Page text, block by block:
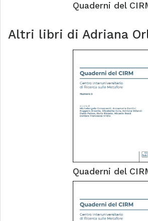
Quaderni del
Altri libri di Adriana
Quaderni del